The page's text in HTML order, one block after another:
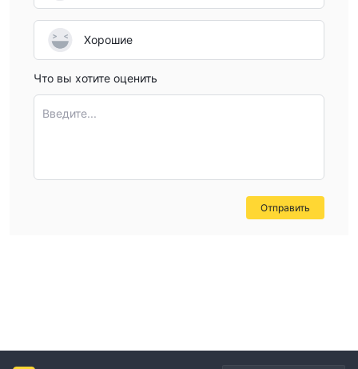
Хорошие
Что вы хотите оценить
Введите...
Отправить